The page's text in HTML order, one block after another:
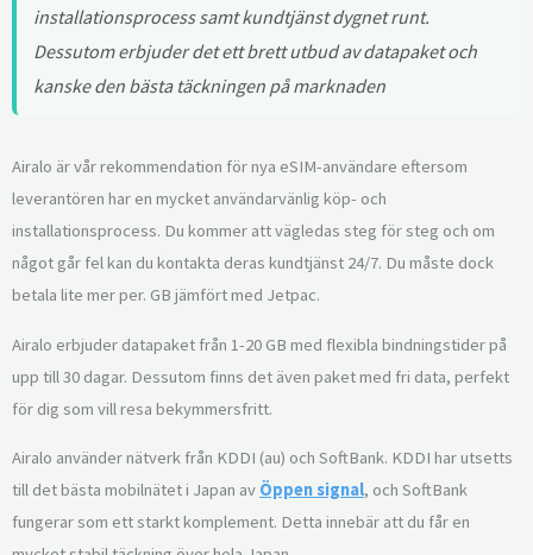
installationsprocess samt kundtjänst dygnet runt.
Dessutom erbjuder det ett brett utbud av datapaket och
kanske den bästa täckningen på marknaden
Airalo är vår rekommendation för nya eSIM-användare eftersom
leverantören har en mycket användarvänlig köp- och
installationsprocess. Du kommer att vägledas steg för steg och om
något går fel kan du kontakta deras kundtjänst 24/7. Du måste dock
betala lite mer per. GB jämfört med Jetpac.
Airalo erbjuder datapaket från 1-20 GB med flexibla bindningstider på
upp till 30 dagar. Dessutom finns det även paket med fri data, perfekt
för dig som vill resa bekymmersfritt.
Airalo använder nätverk från KDDI (au) och SoftBank. KDDI har utsetts
till det bästa mobilnätet i Japan av Öppen signal, och SoftBank
fungerar som ett starkt komplement. Detta innebär att du får en